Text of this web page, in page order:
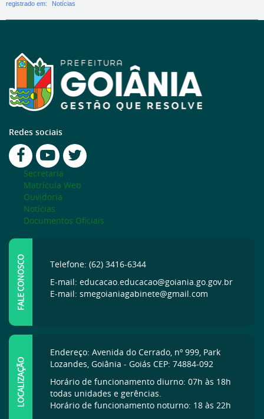
registrado em: Notícias
Redes sociais
Secretaria
Matrícula Web
Ouvidoria
Notícias
Documentos Oficiais
FALE CONOSCO
Telefone: (62) 3416-6344
E-mail: educacao.educacao@goiania.go.gov.br
E-mail: smegoianiagabinete@gmail.com
LOCALIZAÇÃO
Endereço: Avenida do Cerrado, nº 999, Park
Lozandes, Goiânia - Goiás CEP: 74884-092
Horário de funcionamento diurno: 07h às 18h
todas unidades e gerências.
Horário de funcionamento noturno: 18 às 22h